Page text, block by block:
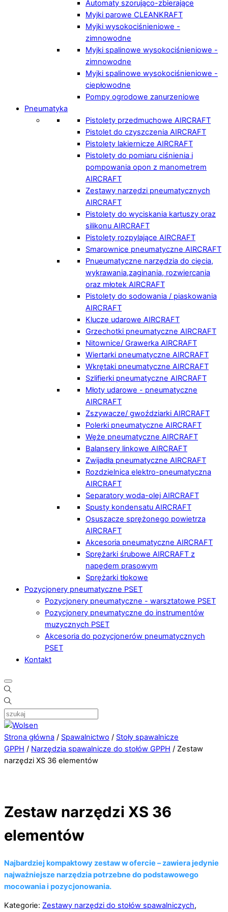
Automaty szorująco-zbierające
Myjki parowe CLEANKRAFT
Myjki wysokociśnieniowe -
zimnowodne
Myjki spalinowe wysokociśnieniowe -
zimnowodne
Myjki spalinowe wysokociśnieniowe -
ciepłowodne
Pompy ogrodowe zanurzeniowe
Pneumatyka
Pistolety przedmuchowe AIRCRAFT
Pistolet do czyszczenia AIRCRAFT
Pistolety lakiernicze AIRCRAFT
Pistolety do pomiaru ciśnienia i
pompowania opon z manometrem
AIRCRAFT
Zestawy narzędzi pneumatycznych
AIRCRAFT
Pistolety do wyciskania kartuszy oraz
silikonu AIRCRAFT
Pistolety rozpylające AIRCRAFT
Smarownice pneumatyczne AIRCRAFT
Pnueumatyczne narzędzia do cięcia,
wykrawania,zaginania, rozwiercania
oraz młotek AIRCRAFT
Pistolety do sodowania / piaskowania
AIRCRAFT
Klucze udarowe AIRCRAFT
Grzechotki pneumatyczne AIRCRAFT
Nitownice/ Grawerka AIRCRAFT
Wiertarki pneumatyczne AIRCRAFT
Wkrętaki pneumatyczne AIRCRAFT
Szlifierki pneumatyczne AIRCRAFT
Młoty udarowe - pneumatyczne
AIRCRAFT
Zszywacze/ gwoździarki AIRCRAFT
Polerki pneumatyczne AIRCRAFT
Węże pneumatyczne AIRCRAFT
Balansery linkowe AIRCRAFT
Zwijadła pneumatyczne AIRCRAFT
Rozdzielnica elektro-pneumatyczna
AIRCRAFT
Separatory woda-olej AIRCRAFT
Spusty kondensatu AIRCRAFT
Osuszacze sprężonego powietrza
AIRCRAFT
Akcesoria pneumatyczne AIRCRAFT
Sprężarki śrubowe AIRCRAFT z
napędem prasowym
Sprężarki tłokowe
Pozycjonery pneumatyczne PSET
Pozycjonery pneumatyczne - warsztatowe PSET
Pozycjonery pneumatyczne do instrumentów
muzycznych PSET
Akcesoria do pozycjonerów pneumatycznych
PSET
Kontakt
Strona główna / Spawalnictwo / Stoły spawalnicze
GPPH / Narzędzia spawalnicze do stołów GPPH / Zestaw
narzędzi XS 36 elementów
Zestaw narzędzi XS 36
elementów
Najbardziej kompaktowy zestaw w ofercie – zawiera jedynie
najważniejsze narzędzia potrzebne do podstawowego
mocowania i pozycjonowania.
Kategorie: Zestawy narzędzi do stołów spawalniczych,